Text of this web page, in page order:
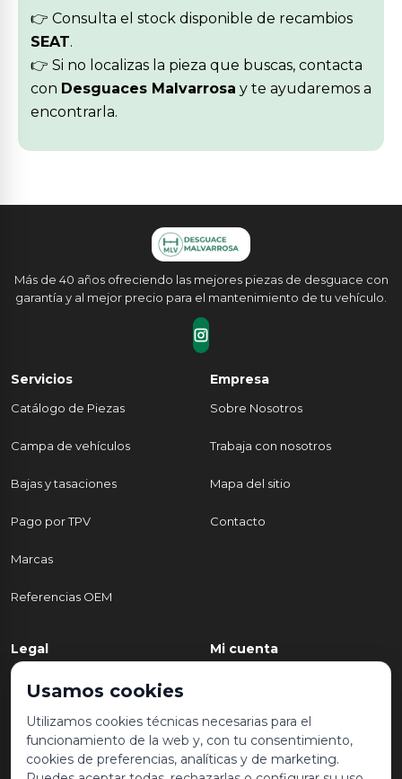
👉 Consulta el stock disponible de recambios
SEAT.
👉 Si no localizas la pieza que buscas, contacta
con Desguaces Malvarrosa y te ayudaremos a
encontrarla.
Más de 40 años ofreciendo las mejores piezas de desguace con
garantía y al mejor precio para el mantenimiento de tu vehículo.
Servicios
Catálogo de Piezas
Campa de vehículos
Bajas y tasaciones
Pago por TPV
Marcas
Referencias OEM
Empresa
Sobre Nosotros
Trabaja con nosotros
Mapa del sitio
Contacto
Legal
Política de Privacidad
Aviso legal y condiciones de
uso
Mi cuenta
Mis pedidos
Lista de deseos
Usamos cookies
Utilizamos cookies técnicas necesarias para el
funcionamiento de la web y, con tu consentimiento,
cookies de preferencias, analíticas y de marketing.